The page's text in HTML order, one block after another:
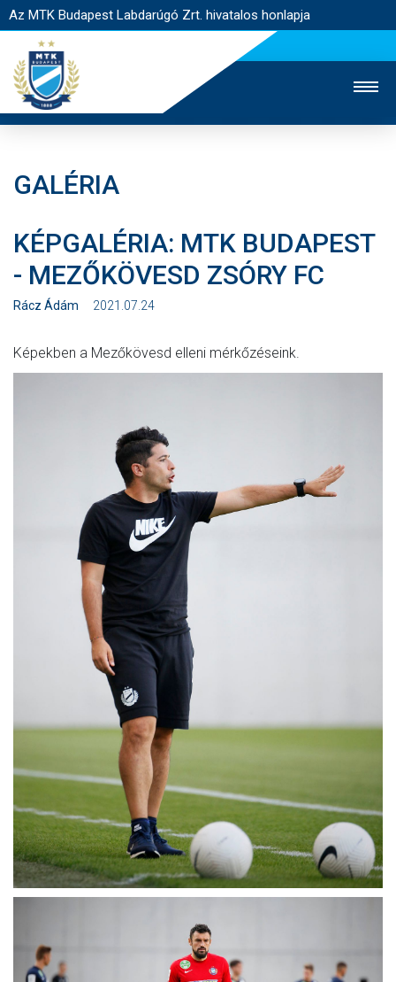
Az MTK Budapest Labdarúgó Zrt. hivatalos honlapja
JEGYÉRTÉKESÍTÉS
WEBSHOP
STADION
EGYESÜLET
KAPCSOLAT
HÍREK
MÉRKŐZÉSEK
GALÉRIA
SZURKOLÓI ÉLMÉNYEK
AKKREDITÁCIÓ
GALÉRIA
KÉPGALÉRIA: MTK BUDAPEST
- MEZŐKÖVESD ZSÓRY FC
Rácz Ádám 2021.07.24
Képekben a Mezőkövesd elleni mérkőzéseink.